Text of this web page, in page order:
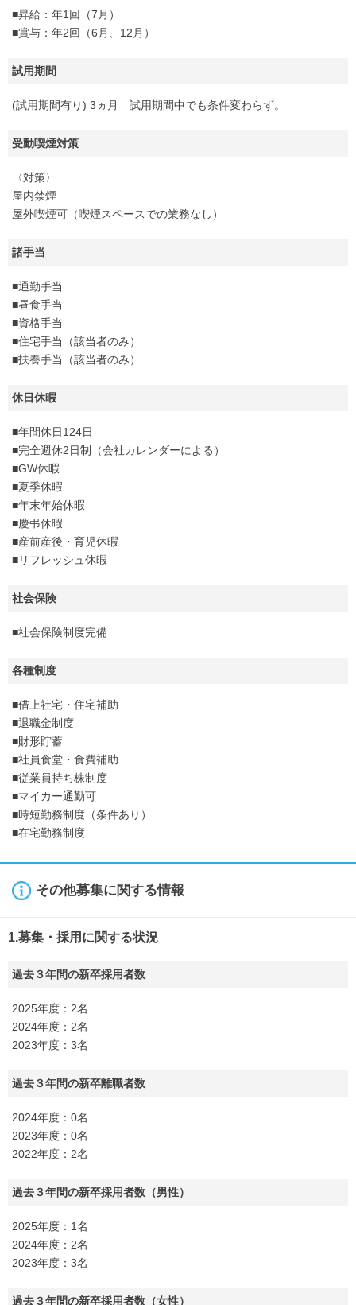
■昇給：年1回（7月）
■賞与：年2回（6月、12月）
試用期間
(試用期間有り) 3ヵ月 試用期間中でも条件変わらず。
受動喫煙対策
〈対策〉
屋内禁煙
屋外喫煙可（喫煙スペースでの業務なし）
諸手当
■通勤手当
■昼食手当
■資格手当
■住宅手当（該当者のみ）
■扶養手当（該当者のみ）
休日休暇
■年間休日124日
■完全週休2日制（会社カレンダーによる）
■GW休暇
■夏季休暇
■年末年始休暇
■慶弔休暇
■産前産後・育児休暇
■リフレッシュ休暇
社会保険
■社会保険制度完備
各種制度
■借上社宅・住宅補助
■退職金制度
■財形貯蓄
■社員食堂・食費補助
■従業員持ち株制度
■マイカー通勤可
■時短勤務制度（条件あり）
■在宅勤務制度
その他募集に関する情報
1.募集・採用に関する状況
過去３年間の新卒採用者数
2025年度：2名
2024年度：2名
2023年度：3名
過去３年間の新卒離職者数
2024年度：0名
2023年度：0名
2022年度：2名
過去３年間の新卒採用者数（男性）
2025年度：1名
2024年度：2名
2023年度：3名
過去３年間の新卒採用者数（女性）